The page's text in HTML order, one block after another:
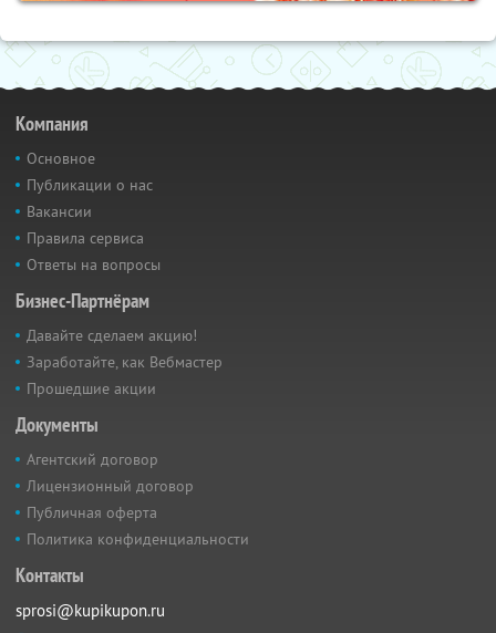
Компания
Основное
Публикации о нас
Вакансии
Правила сервиса
Ответы на вопросы
Бизнес-Партнёрам
Давайте сделаем акцию!
Заработайте, как Вебмастер
Прошедшие акции
Документы
Агентский договор
Лицензионный договор
Публичная оферта
Политика конфиденциальности
Контакты
sprosi@kupikupon.ru